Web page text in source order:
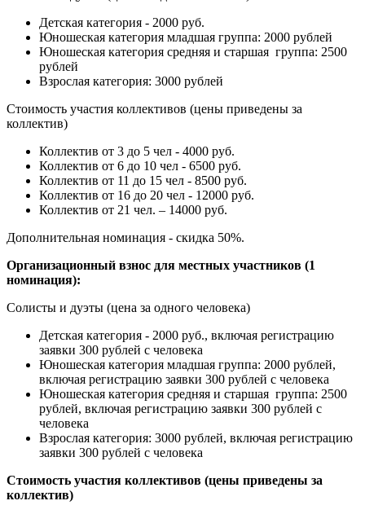
Детская категория - 2000 руб.
Юношеская категория младшая группа: 2000 рублей
Юношеская категория средняя и старшая группа: 2500
рублей
Взрослая категория: 3000 рублей
Стоимость участия коллективов (цены приведены за
коллектив)
Коллектив от 3 до 5 чел - 4000 руб.
Коллектив от 6 до 10 чел - 6500 руб.
Коллектив от 11 до 15 чел - 8500 руб.
Коллектив от 16 до 20 чел - 12000 руб.
Коллектив от 21 чел. – 14000 руб.
Дополнительная номинация - скидка 50%.
Организационный взнос для местных участников (1
номинация):
Солисты и дуэты (цена за одного человека)
Детская категория - 2000 руб., включая регистрацию
заявки 300 рублей с человека
Юношеская категория младшая группа: 2000 рублей,
включая регистрацию заявки 300 рублей с человека
Юношеская категория средняя и старшая группа: 2500
рублей, включая регистрацию заявки 300 рублей с
человека
Взрослая категория: 3000 рублей, включая регистрацию
заявки 300 рублей с человека
Стоимость участия коллективов (цены приведены за
коллектив)